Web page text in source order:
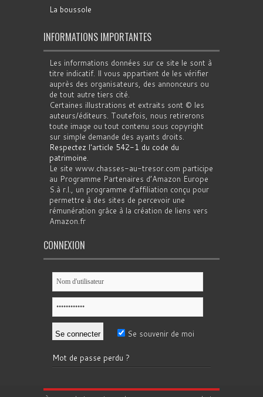
La boussole
INFORMATIONS IMPORTANTES
Les informations données sur ce site le sont à
titre indicatif. Il vous appartient de les vérifier
auprès des organisateurs, des annonceurs ou
de tout autre tiers cité.
Certaines illustrations et extraits sont © les
auteurs/éditeurs. Toutefois, nous retirerons
toute image ou tout contenu sous copyright
sur simple demande des ayants droits.
Respectez l'article 542-1 du code du
patrimoine.
Le site www.chasses-au-tresor.com participe
au Programme Partenaires d’Amazon Europe
S.à r.l., un programme d’affiliation conçu pour
permettre à des sites de percevoir une
rémunération grâce à la création de liens vers
Amazon.fr
CONNEXION
Se souvenir de moi
Mot de passe perdu ?